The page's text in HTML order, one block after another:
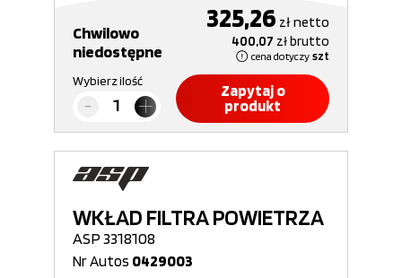
Chwilowo
niedostępne
325,26 złnetto
400,07 złbrutto
cena dotyczy szt
Wybierz ilość
Zapytaj o
produkt
WKŁAD FILTRA POWIETRZA
ASP 3318108
Nr Autos 0429003